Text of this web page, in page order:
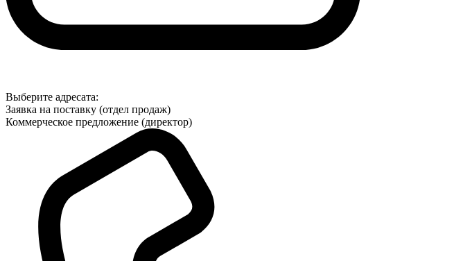
Выберите адресата:
Заявка на поставку (отдел продаж)
Коммерческое предложение (директор)